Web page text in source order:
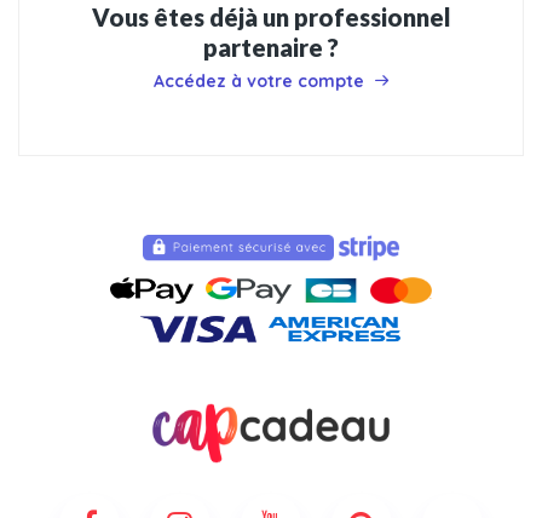
Vous êtes déjà un professionnel
partenaire ?
Accédez à votre compte